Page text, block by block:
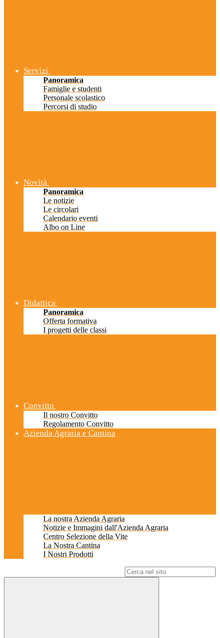
Servizi
Panoramica
Famiglie e studenti
Personale scolastico
Percorsi di studio
Novità
Panoramica
Le notizie
Le circolari
Calendario eventi
Albo on Line
Didattica
Panoramica
Offerta formativa
I progetti delle classi
Convitto
Il nostro Convitto
Regolamento Convitto
Azienda Agraria e Cantina
La nostra Azienda Agraria
Notizie e Immagini dall'Azienda Agraria
Centro Selezione della Vite
La Nostra Cantina
I Nostri Prodotti